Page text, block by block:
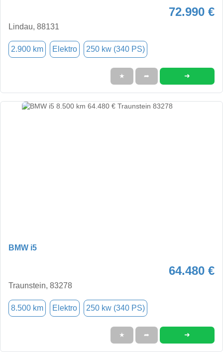
72.990 €
Lindau, 88131
2.900 km Elektro 250 kw (340 PS)
★ ➦ ➜
BMW i5
64.480 €
Traunstein, 83278
8.500 km Elektro 250 kw (340 PS)
★ ➦ ➜